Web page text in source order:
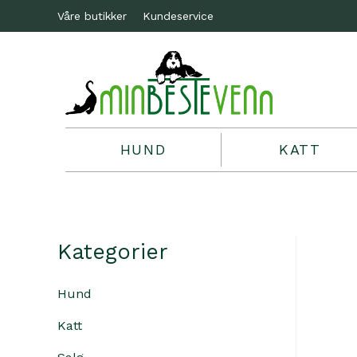
Våre butikker Kundeservice
HUND KATT
Kategorier
Hund
Katt